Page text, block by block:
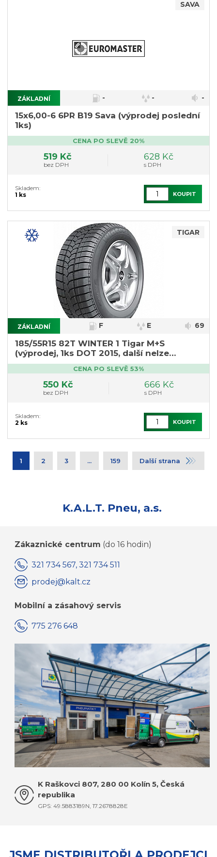
SAVA
ZÁKLADNÍ - - -
15x6,00-6 6PR B19 Sava (výprodej poslední
1ks)
CENA PO SLEVĚ 20%
519 Kč
bez DPH
628 Kč
s DPH
Skladem:
1 ks
KOUPIT
TIGAR
ZÁKLADNÍ F E 69
185/55R15 82T WINTER 1 Tigar M+S
(výprodej, 1ks DOT 2015, další nelze
objednat)
CENA PO SLEVĚ 53%
550 Kč
bez DPH
666 Kč
s DPH
Skladem:
2 ks
KOUPIT
1 2 3 ... 159 Další strana
K.A.L.T. Pneu, a.s.
Zákaznické centrum (do 16 hodin)
321 734 567, 321 734 511
prodej@kalt.cz
Mobilní a zásahový servis
775 276 648
KOMPLETNÍ KONTAKTY JSOU ZDE
K Raškovci 807, 280 00 Kolín 5, Česká
republika
GPS: 49.5883189N, 17.2678828E